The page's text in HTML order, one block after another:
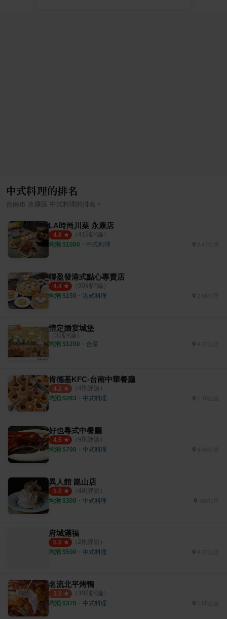
中式料理的排名
台南市 永康區 中式料理 的排名 ›
LA時尚川菜 永康店
4.8 （ 41 則評論）
均消 $1000 ・ 中式料理 2.47公里
聯盈發港式點心專賣店
4.4 （ 90則評論）
均消 $150 ・ 港式料理
情定婚宴城堡
（ 3則評論）
均消 $1200 ・ 合菜 4.37公里
肯德基KFC-台南中華餐廳
4.2 （ 4則評論）
均消 $263 ・ 中式料理
好也粵式中餐廳
4.5 （ 9則評論）
均消 $700 ・ 中式料理 4.48公里
異人館 崑山店
5.0 （ 4則評論）
均消 $300 ・ 中式料理
府城滿福
5.0 （ 2則評論）
均消 $500 ・ 中式料理 4.37公里
名流北平烤鴨
3.5 （ 30則評論）
均消 $370 ・ 中式料理 1.85公里